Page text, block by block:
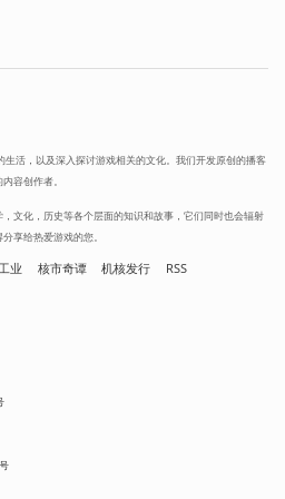
活，以及深入探讨游戏相关的文化。我们开发原创的播客
容创作者。
文化，历史等各个层面的知识和故事，它们同时也会辐射
享给热爱游戏的您。
业 核市奇谭 机核发行 RSS